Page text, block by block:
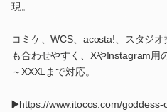
現。
コミケ、WCS、acosta!、スタジ
も合わせやすく、XやInstagram用
～XXXLまで対応。
▶️https://www.itocos.com/goddess-